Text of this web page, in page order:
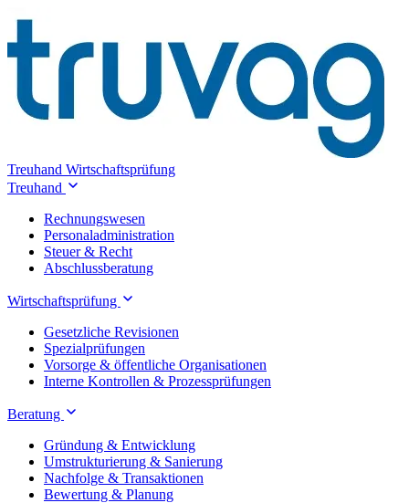
Treuhand Wirtschaftsprüfung
Treuhand
Rechnungswesen
Personaladministration
Steuer & Recht
Abschlussberatung
Wirtschaftsprüfung
Gesetzliche Revisionen
Spezialprüfungen
Vorsorge & öffentliche Organisationen
Interne Kontrollen & Prozessprüfungen
Beratung
Gründung & Entwicklung
Umstrukturierung & Sanierung
Nachfolge & Transaktionen
Bewertung & Planung